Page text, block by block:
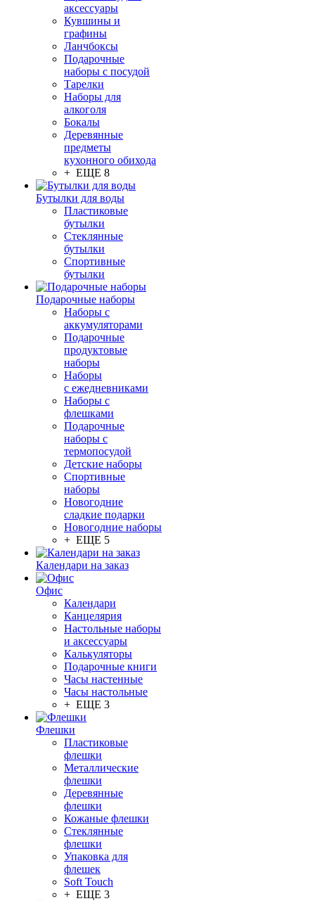
аксессуары
Кувшины и
графины
Ланчбоксы
Подарочные
наборы с посудой
Тарелки
Наборы для
алкоголя
Бокалы
Деревянные
предметы
кухонного обихода
+ ЕЩЕ 8
Бутылки для воды
Пластиковые
бутылки
Стеклянные
бутылки
Спортивные
бутылки
Подарочные наборы
Наборы с
аккумуляторами
Подарочные
продуктовые
наборы
Наборы
с ежедневниками
Наборы с
флешками
Подарочные
наборы с
термопосудой
Детские наборы
Спортивные
наборы
Новогодние
сладкие подарки
Новогодние наборы
+ ЕЩЕ 5
Календари на заказ
Офис
Календари
Канцелярия
Настольные наборы
и аксессуары
Калькуляторы
Подарочные книги
Часы настенные
Часы настольные
+ ЕЩЕ 3
Флешки
Пластиковые
флешки
Металлические
флешки
Деревянные
флешки
Кожаные флешки
Стеклянные
флешки
Упаковка для
флешек
Soft Touch
+ ЕЩЕ 3